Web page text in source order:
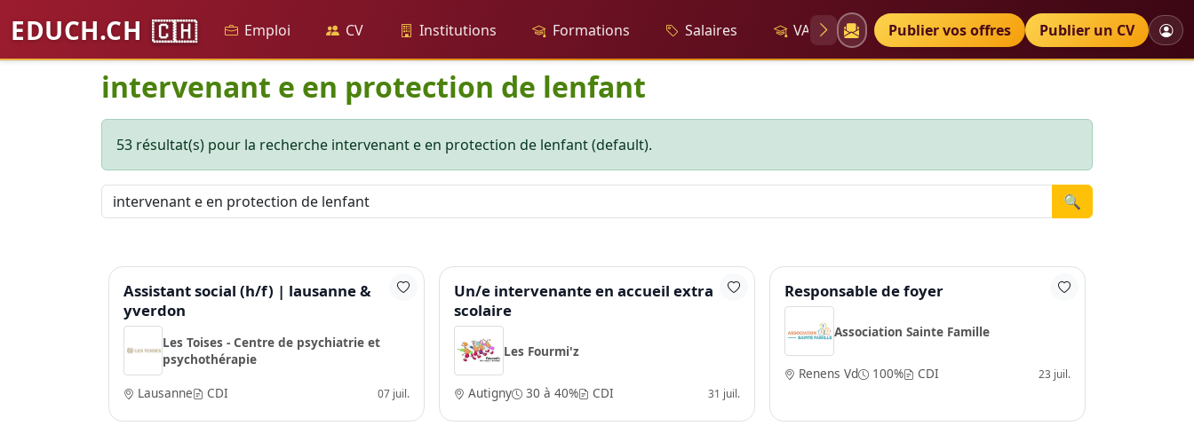
EDUCH.CH 🇨🇭 Emploi CV Institutions Formations Salaires VAE Diplômes Petites annonces
Publier vos offres Publier un CV
intervenant e en protection de lenfant
53 résultat(s) pour la recherche intervenant e en protection de lenfant (default).
🔍
Assistant social (h/f) | lausanne &
yverdon
Les Toises - Centre de psychiatrie et
psychothérapie
Lausanne
CDI 07 juil.
Un/e intervenante en accueil extra
scolaire
Les Fourmi'z
Autigny 30 à 40% CDI 31 juil.
Responsable de foyer
Association Sainte Famille
Renens Vd 100% CDI 23 juil.